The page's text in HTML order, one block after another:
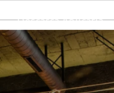
Descarca Aplicatia